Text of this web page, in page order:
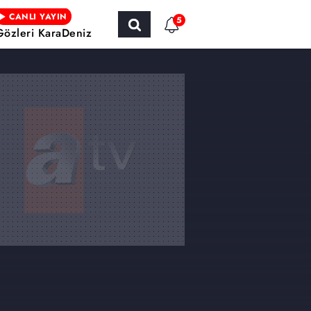
CANLI YAYIN
KaraDeniz
5